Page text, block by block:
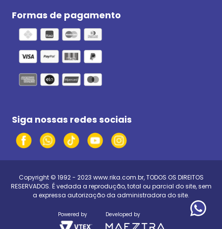
Formas de pagamento
Siga nossas redes sociais
Copyright © 1992 - 2023 www.rika.com.br, TODOS OS DIREITOS
RESERVADOS. É vedada a reprodução, total ou parcial do site, sem
a expressa autorização da administradora do site.
Powered by Developed by